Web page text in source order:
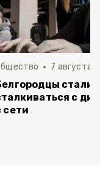
7 августа ,
стали
с
сети